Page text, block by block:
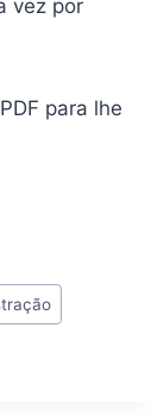
vez por
para lhe